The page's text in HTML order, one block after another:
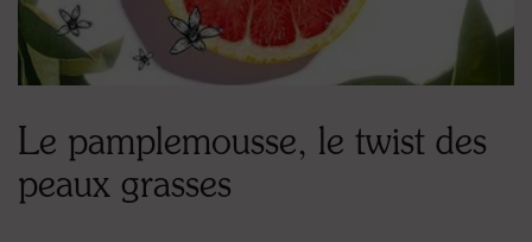
Le pamplemousse, le twist des
peaux grasses